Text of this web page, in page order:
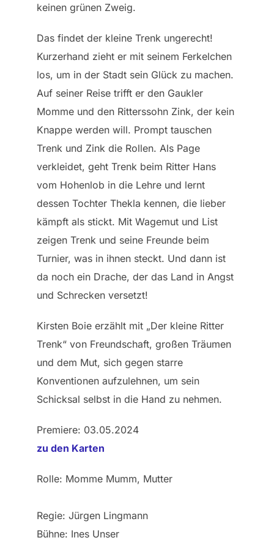
keinen grünen Zweig.
Das findet der kleine Trenk ungerecht!
Kurzerhand zieht er mit seinem Ferkelchen
los, um in der Stadt sein Glück zu machen.
Auf seiner Reise trifft er den Gaukler
Momme und den Ritterssohn Zink, der kein
Knappe werden will. Prompt tauschen
Trenk und Zink die Rollen. Als Page
verkleidet, geht Trenk beim Ritter Hans
vom Hohenlob in die Lehre und lernt
dessen Tochter Thekla kennen, die lieber
kämpft als stickt. Mit Wagemut und List
zeigen Trenk und seine Freunde beim
Turnier, was in ihnen steckt. Und dann ist
da noch ein Drache, der das Land in Angst
und Schrecken versetzt!
Kirsten Boie erzählt mit „Der kleine Ritter
Trenk“ von Freundschaft, großen Träumen
und dem Mut, sich gegen starre
Konventionen aufzulehnen, um sein
Schicksal selbst in die Hand zu nehmen.
Premiere: 03.05.2024
zu den Karten
Rolle: Momme Mumm, Mutter
Regie: Jürgen Lingmann
Bühne: Ines Unser